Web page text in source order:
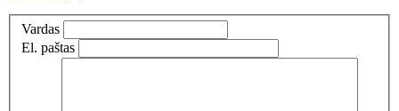
Vardas
El. paštas